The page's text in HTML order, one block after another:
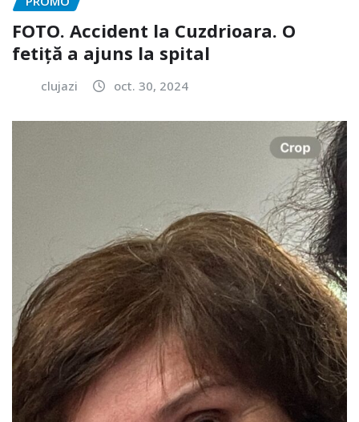
FOTO. Accident la Cuzdrioara. O
fetiță a ajuns la spital
clujazi oct. 30, 2024